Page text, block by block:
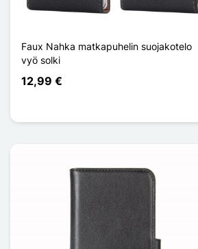
Faux Nahka matkapuhelin suojakotelo
vyö solki
12,99 €